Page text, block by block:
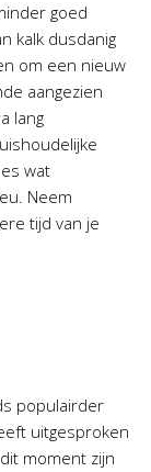
goed
kalk dusdanig
om een nieuw
aangezien
lang
wat
Neem
tijd van je
populairder
uitgesproken
moment zijn